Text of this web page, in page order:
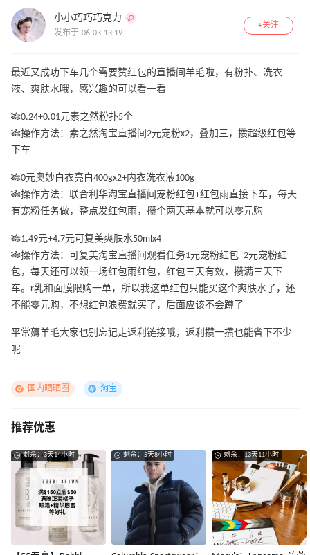
小小巧巧巧克力
发布于 06-03 13:19
+关注
最近又成功下车几个需要赞红包的直播间羊毛啦，有粉扑、洗衣
液、爽肤水哦，感兴趣的可以看一看
🎋0.24+0.01元素之然粉扑5个
🎋操作方法：素之然淘宝直播间2元宠粉x2，叠加三，攒超级红包等
下车
🎋0元奥妙白衣亮白400gx2+内衣洗衣液100g
🎋操作方法：联合利华淘宝直播间宠粉红包+红包雨直接下车，每天
有宠粉任务做，整点发红包雨，攒个两天基本就可以零元购
🎋1.49元+4.7元可复美爽肤水50mlx4
🎋操作方法：可复美淘宝直播间观看任务1元宠粉红包+2元宠粉红
包，每天还可以领一场红包雨红包，红包三天有效，攒满三天下
车。r乳和面膜限购一单，所以我这单红包只能买这个爽肤水了，还
不能零元购，不想红包浪费就买了，后面应该不会蹲了
平常薅羊毛大家也别忘记走返利链接哦，返利攒一攒也能省下不少
呢
国内晒晒圈 淘宝
推荐优惠
剩余：3天14小时 剩余：5天8小时 剩余：13天11小时